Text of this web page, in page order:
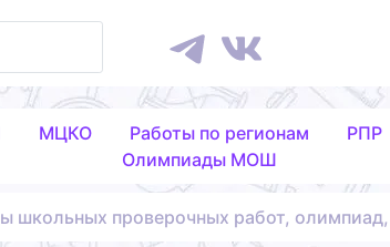
МЦКО Работы по регионам РПР
Олимпиады МОШ
школьных проверочных работ,